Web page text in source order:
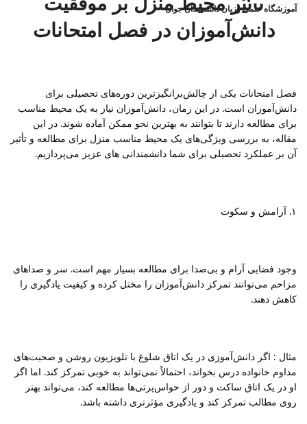
آموزشگاه علمی وزبان دانشمندان جوان
دانش‌آموزان در فصل امتحانات
فصل امتحانات یکی از چالش‌برانگیزترین دوره‌های تحصیلی برای
دانش‌آموزان است. در این زمان، دانش‌آموزان نیاز به یک محیط مناسب
برای مطالعه دارند تا بتوانند به بهترین نحو ممکن آماده شوند. در این
مقاله، به بررسی ویژگی‌های یک محیط مناسب منزل برای مطالعه و تأثیر
آن بر عملکرد تحصیلی برای شما دانشمندانی های عزیز می‌پردازیم.
۱. آرامش و سکوت
وجود فضایی آرام و بی‌صدا برای مطالعه بسیار مهم است. سر و صداهای
مزاحم می‌توانند تمرکز دانش‌آموزان را مختل کرده و کیفیت یادگیری را
کاهش دهند.
مثال : اگر دانش‌آموزی در یک اتاق شلوغ با تلویزیون روشن و صحبت‌های
مداوم خانواده درس بخواند، احتمالاً نمی‌تواند به خوبی تمرکز کند. اما اگر
او در یک اتاق ساکت و دور از حواس‌پرتی‌ها مطالعه کند، می‌تواند بهتر
روی مطالب تمرکز کند و یادگیری مؤثرتری داشته باشد.